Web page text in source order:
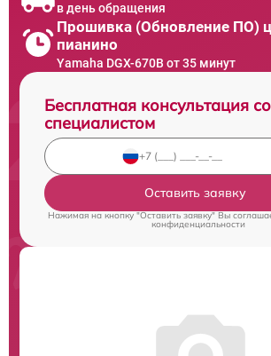
в день обращения
Прошивка (Обновление ПО)
пианино
Yamaha DGX-670B от 35 минут
Бесплатная консультация со
специалистом
Оставить заявку
Нажимая на кнопку "Оставить заявку" Вы
конфиденциальности